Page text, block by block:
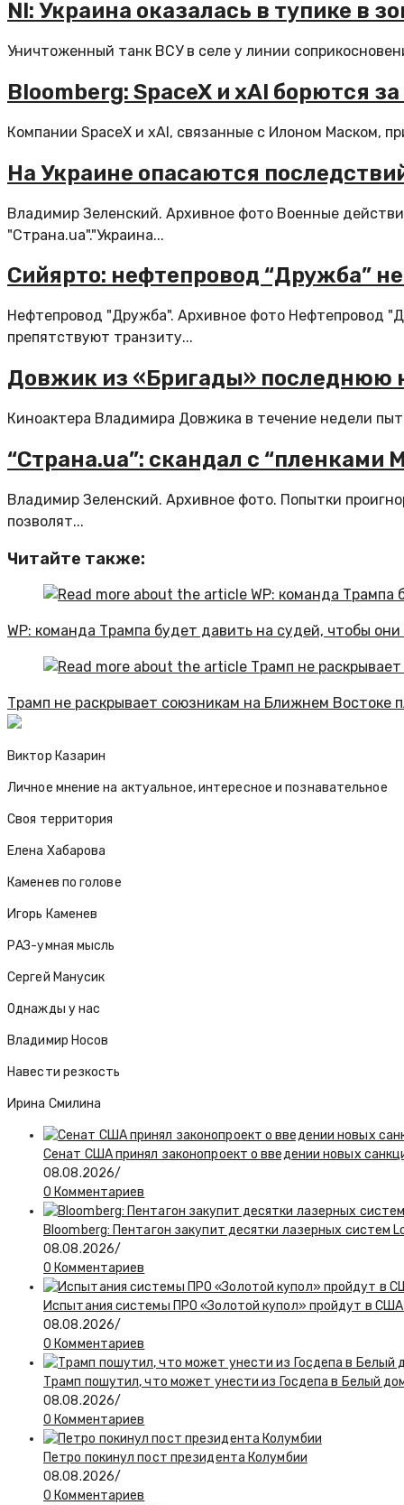
NI: Украина оказалась в тупике в
Уничтоженный танк ВСУ в селе у линии
Bloomberg: SpaceX и xAI борются
Компании SpaceX и xAI, связанные с Илоном Маском,
На Украине опасаются
Владимир Зеленский. Архивное фото Военные
"Cтрана.ua"."Украина...
Сийярто: нефтепровод “Дружба”
Нефтепровод "Дружба". Архивное фото Нефтепровод
препятствуют транзиту...
Довжик из «Бригады» последнюю
Киноактера Владимира Довжика в течение недели
“Страна.ua”: скандал с “пленками
Владимир Зеленский. Архивное фото. Попытки
позволят...
Читайте также:
WP: команда Трампа будет давить на судей, чтобы
Трамп не раскрывает союзникам на Ближнем
Виктор Казарин
Личное мнение на актуальное, интересное и познавательное
Своя территория
Елена Хабарова
Каменев по голове
Игорь Каменев
РАЗ-умная мысль
Сергей Манусик
Однажды у нас
Владимир Носов
Навести резкость
Ирина Смилина
Сенат США принял законопроект о введении новых
08.08.2026/
0 Комментариев
Bloomberg: Пентагон закупит десятки лазерных систем
08.08.2026/
0 Комментариев
Испытания системы ПРО «Золотой купол» пройдут в
08.08.2026/
0 Комментариев
Трамп пошутил, что может унести из Госдепа в Белый
08.08.2026/
0 Комментариев
Петро покинул пост президента Колумбии
08.08.2026/
0 Комментариев